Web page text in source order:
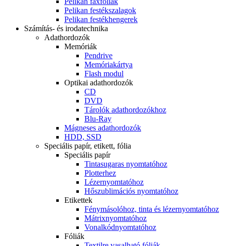
Pelikan festékszalagok
Pelikan festékhengerek
Számítás- és irodatechnika
Adathordozók
Memóriák
Pendrive
Memóriakártya
Flash modul
Optikai adathordozók
CD
DVD
Tárolók adathordozókhoz
Blu-Ray
Mágneses adathordozók
HDD, SSD
Speciális papír, etikett, fólia
Speciális papír
Tintasugaras nyomtatóhoz
Plotterhez
Lézernyomtatóhoz
Hőszublimációs nyomtatóhoz
Etikettek
Fénymásolóhoz, tinta és lézernyomtatóhoz
Mátrixnyomtatóhoz
Vonalkódnyomtatóhoz
Fóliák